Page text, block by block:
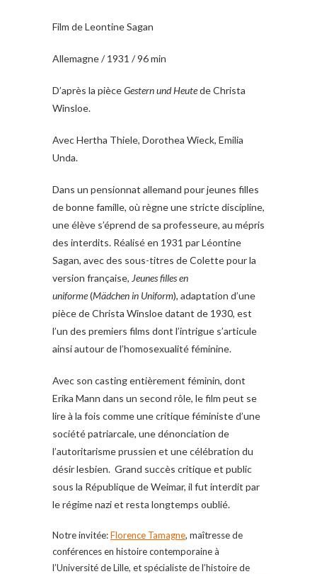
Film de Leontine Sagan
Allemagne / 1931 / 96 min
D’après la pièceGestern und Heutede Christa
Winsloe.
Avec Hertha Thiele, Dorothea Wieck, Emilia
Unda.
Dans un pensionnat allemand pour jeunes filles
de bonne famille, où règne une stricte discipline,
une élève s’éprend de sa professeure, au mépris
des interdits. Réalisé en 1931 par Léontine
Sagan, avec des sous-titres de Colette pour la
version française, Jeunes filles en
uniforme(Mädchen in Uniform), adaptation d’une
pièce de Christa Winsloe datant de 1930, est
l’un des premiers films dont l’intrigue s’articule
ainsi autour de l’homosexualité féminine.
Avec son casting entièrement féminin, dont
Erika Mann dans un second rôle, le film peut se
lire à la fois comme une critique féministe d’une
société patriarcale, une dénonciation de
l’autoritarisme prussien et une célébration du
désir lesbien. Grand succès critique et public
sous la République de Weimar, il fut interdit par
le régime nazi et resta longtemps oublié.
Notre invitée:Florence Tamagne, maîtresse de
conférences en histoire contemporaine à
l’Université de Lille, et spécialiste de l’histoire de